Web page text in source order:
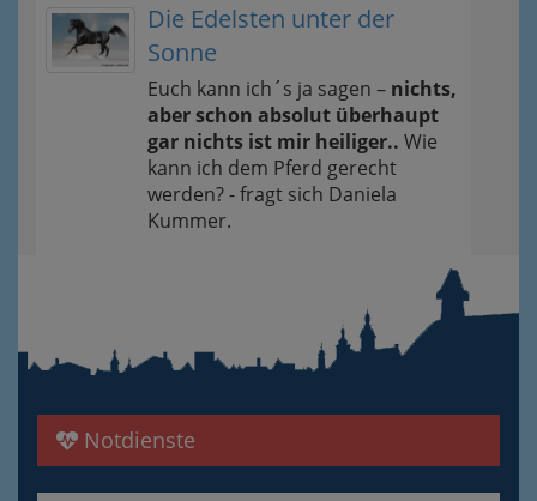
Die Edelsten unter der
Sonne
Euch kann ich´s ja sagen – nichts,
aber schon absolut überhaupt
gar nichts ist mir heiliger.. Wie
kann ich dem Pferd gerecht
werden? - fragt sich Daniela
Kummer.
Notdienste